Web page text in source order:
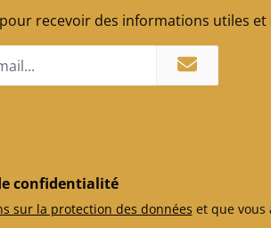
recevoir des informations utiles
confidentialité
sur la protection des données et que vous